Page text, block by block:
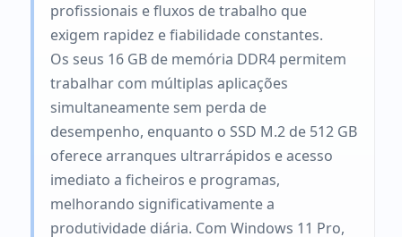
profissionais e fluxos de trabalho que
exigem rapidez e fiabilidade constantes.
Os seus 16 GB de memória DDR4 permitem
trabalhar com múltiplas aplicações
simultaneamente sem perda de
desempenho, enquanto o SSD M.2 de 512 GB
oferece arranques ultrarrápidos e acesso
imediato a ficheiros e programas,
melhorando significativamente a
produtividade diária. Com Windows 11 Pro,